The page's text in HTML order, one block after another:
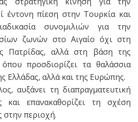
έντονη πίεση στην Τουρκία και
συνομιλιών για την
ζωνών στο Αιγαίο όχι στη
Πατρίδας, αλλά στη βάση της
προσδιορίζει τα θαλάσσια
Ελλάδας, αλλά και της Ευρώπης.
αυξάνει τη διαπραγματευτική
και επανακαθορίζει τη σχέση
στην περιοχή.